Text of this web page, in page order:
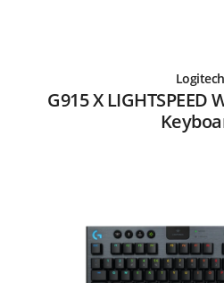
Logitech
G915 X